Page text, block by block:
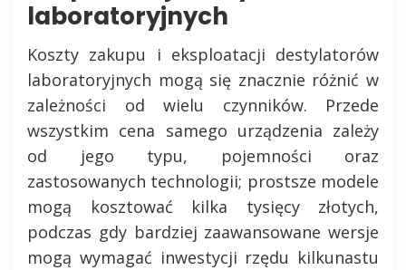
laboratoryjnych
Koszty zakupu i eksploatacji destylatorów
laboratoryjnych mogą się znacznie różnić w
zależności od wielu czynników. Przede
wszystkim cena samego urządzenia zależy
od jego typu, pojemności oraz
zastosowanych technologii; prostsze modele
mogą kosztować kilka tysięcy złotych,
podczas gdy bardziej zaawansowane wersje
mogą wymagać inwestycji rzędu kilkunastu